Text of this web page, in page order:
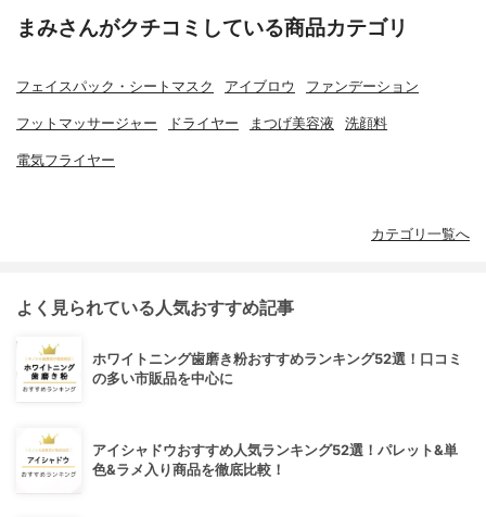
まみさんがクチコミしている商品カテゴリ
フェイスパック・シートマスク アイブロウ ファンデーション
フットマッサージャー ドライヤー まつげ美容液 洗顔料
電気フライヤー
カテゴリ一覧へ
よく見られている人気おすすめ記事
ホワイトニング歯磨き粉おすすめランキング52選！口コミ
の多い市販品を中心に
アイシャドウおすすめ人気ランキング52選！パレット&単
色&ラメ入り商品を徹底比較！